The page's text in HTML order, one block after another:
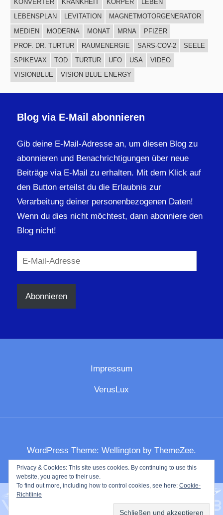
KONVERTER
KRANKHEIT KÖRPER
LEBEN
LEBENSPLAN
LEVITATION
MAGNETMOTORGENERATOR
MEDIEN
MODERNA MONAT MRNA
PFIZER
PROF. DR. TURTUR
RAUMENERGIE SARS-COV-2
SEELE
SPIKEVAX
TOD TURTUR UFO USA
VIDEO
VISIONBLUE
VISION BLUE ENERGY
Blog via E-Mail abonnieren
Gib deine E-Mail-Adresse an, um diesen Blog zu
abonnieren und Benachrichtigungen über neue
Beiträge via E-Mail zu erhalten. Mit dem Klick auf
den Button erteilst du die Erlaubnis zur
Verarbeitung deiner personenbezogenen Daten!
Wenn du dies nicht möchtest, dann abonniere den
Blog nicht!
E-
Mail-
Adresse
Abonnieren
Impressum
VerusLux
WordPress Theme: Wellington by ThemeZee.
Privacy & Cookies: This site uses cookies. By continuing to use this
website, you agree to their use.
To find out more, including how to control cookies, see here: Cookie-
Richtlinie